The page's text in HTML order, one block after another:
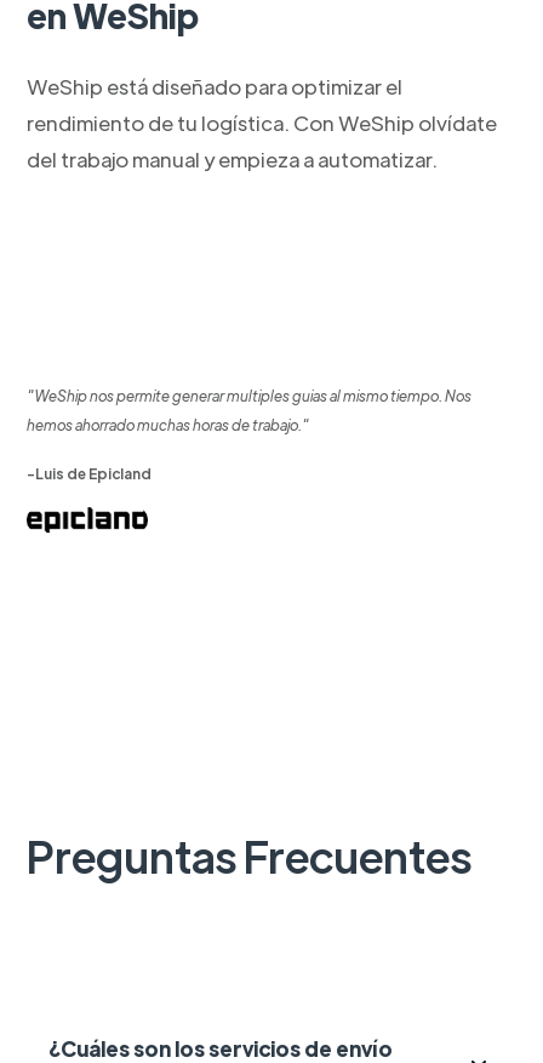
en WeShip
WeShip está diseñado para optimizar el
rendimiento de tu logística. Con WeShip olvídate
del trabajo manual y empieza a automatizar.
"WeShip nos permite generar multiples guias al mismo tiempo. Nos
hemos ahorrado muchas horas de trabajo."
-Luis de Epicland
Preguntas Frecuentes
¿Cuáles son los servicios de envío